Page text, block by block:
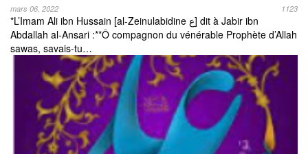
mars 06, 2022 1123
*L’Imam Ali ibn Hussain [al-Zeinulabidine ع] dit à Jabir ibn
Abdallah al-Ansari :**Ô compagnon du vénérable Prophète d’Allah
sawas, savais-tu…